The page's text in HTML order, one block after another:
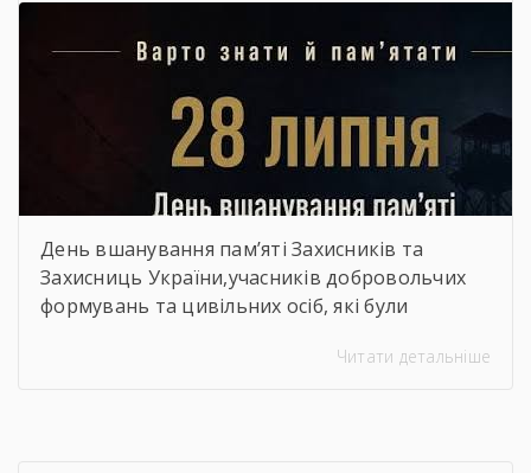
День вшанування пам’яті Захисників та
Захисниць України,учасників добровольчих
формувань та цивільних осіб, які були
Читати детальніше